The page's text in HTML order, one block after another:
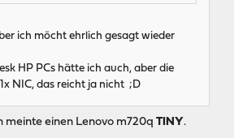
ich möcht ehrlich gesagt wieder
HP PCs hätte ich auch, aber die
NIC, das reicht ja nicht ;D
meinte einen Lenovo m720qTINY.